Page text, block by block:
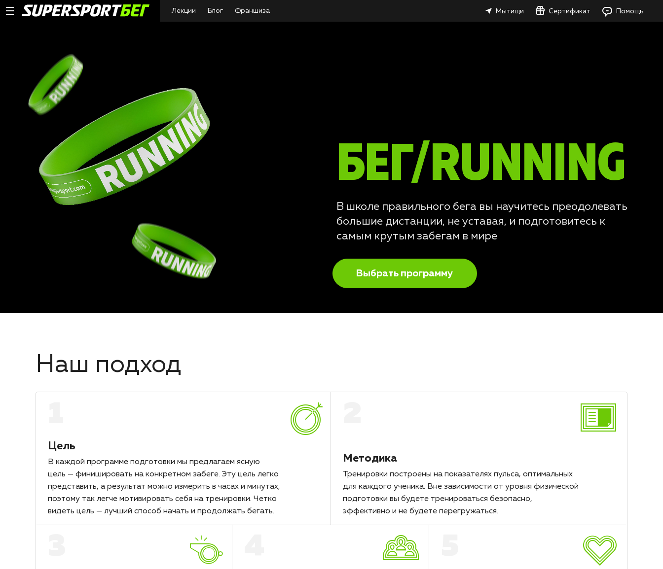
Лекции Блог Франшиза Мытищи Сертификат Помощь
БЕГ/RUNNING
В школе правильного бега вы научитесь преодолевать
большие дистанции, не уставая, и подготовитесь к
самым крутым забегам в мире
Выбрать программу
Наш подход
Цель
В каждой программе подготовки мы предлагаем ясную
цель — финишировать на конкретном забеге. Эту цель легко
представить, а результат можно измерить в часах и минутах,
поэтому так легче мотивировать себя на тренировки. Четко
видеть цель — лучший способ начать и продолжать бегать.
Методика
Тренировки построены на показателях пульса, оптимальных
для каждого ученика. Вне зависимости от уровня физической
подготовки вы будете тренироваться безопасно,
эффективно и не будете перегружаться.